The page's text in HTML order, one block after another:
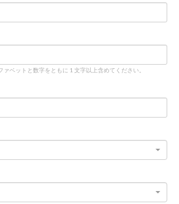
ベットと数字をともに 1 文字以上含めてください。